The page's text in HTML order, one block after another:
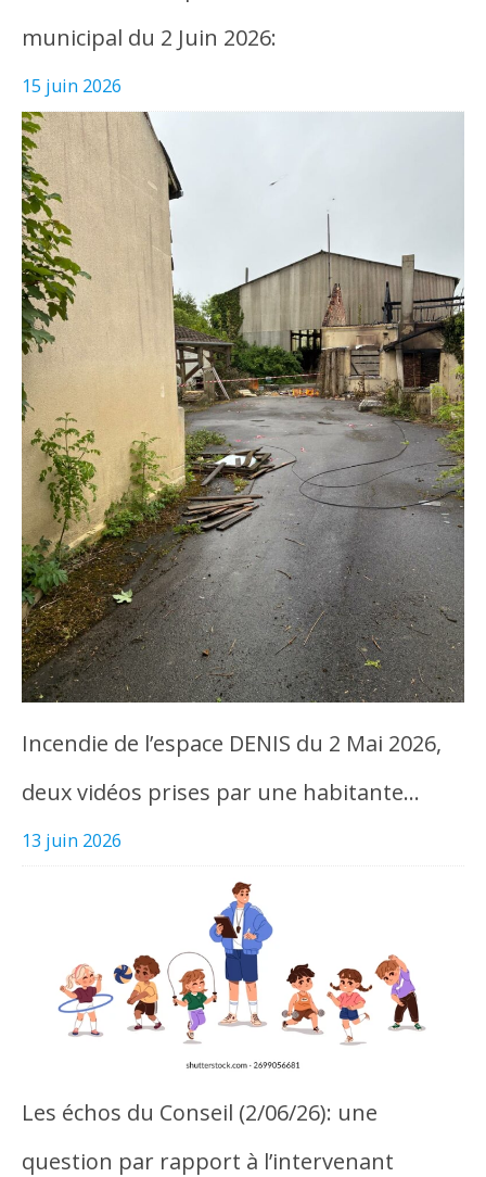
municipal du 2 Juin 2026:
15 juin 2026
Incendie de l’espace DENIS du 2 Mai 2026,
deux vidéos prises par une habitante…
13 juin 2026
Les échos du Conseil (2/06/26): une
question par rapport à l’intervenant